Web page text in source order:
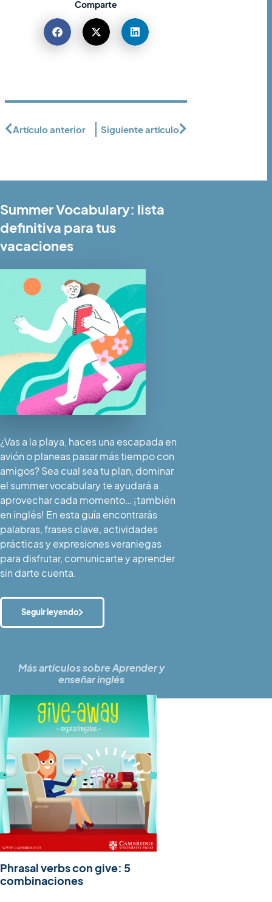
Comparte
Artículo anterior Siguiente artículo
Summer Vocabulary: lista
definitiva para tus
vacaciones
¿Vas a la playa, haces una escapada en
avión o planeas pasar más tiempo con
amigos? Sea cual sea tu plan, dominar
el summer vocabulary te ayudará a
aprovechar cada momento… ¡también
en inglés! En esta guía encontrarás
palabras, frases clave, actividades
prácticas y expresiones veraniegas
para disfrutar, comunicarte y aprender
sin darte cuenta.
Seguir leyendo
Más artículos sobreAprender y
enseñar inglés
Phrasal verbs con give: 5
combinaciones